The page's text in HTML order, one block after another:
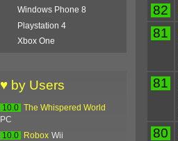
82
81
81
80
Windows Phone 8
Playstation 4
Xbox One
♥ by Users
10.0 The Whispered World
PC
10.0
Robox Wii